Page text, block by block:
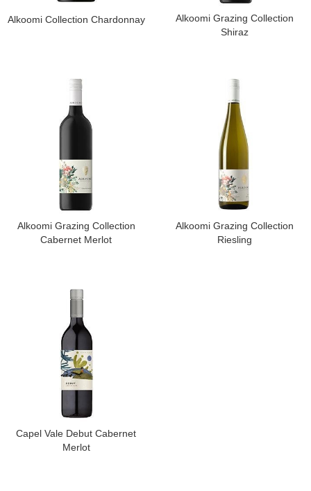
​Alkoomi Collection Chardonnay
​Alkoomi Grazing Collection
Shiraz
​Alkoomi Grazing Collection
Cabernet Merlot
​Alkoomi Grazing Collection
Riesling
​Capel Vale Debut Cabernet
Merlot